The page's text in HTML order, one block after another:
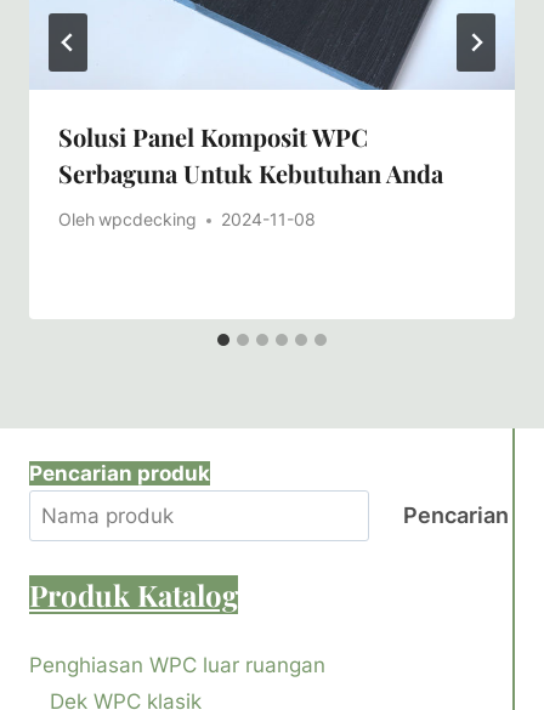
Solusi Panel Komposit WPC
Serbaguna Untuk Kebutuhan Anda
Olehwpcdecking 2024-11-08
Pencarian produk
Pencarian
Produk Katalog
Penghiasan WPC luar ruangan
Dek WPC klasik